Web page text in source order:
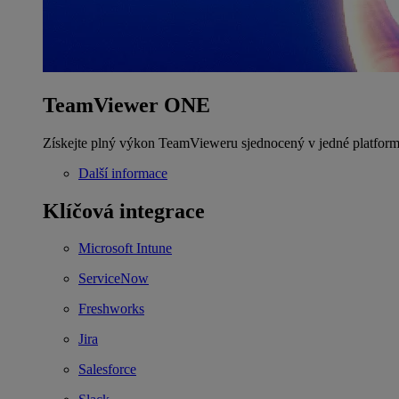
TeamViewer ONE
Získejte plný výkon TeamVieweru sjednocený v jedné
Další informace
Klíčová integrace
Microsoft Intune
ServiceNow
Freshworks
Jira
Salesforce